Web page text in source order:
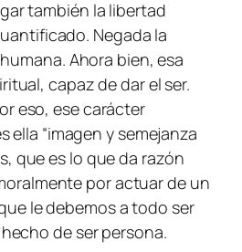
también la libertad
Negada la
Ahora bien, esa
capaz de dar el ser.
eso, ese carácter
“imagen y semejanza
que es lo que da razón
por actuar de un
le debemos a todo ser
de ser persona.